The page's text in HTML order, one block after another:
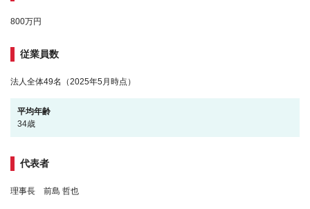
800万円
従業員数
法人全体49名（2025年5月時点）
平均年齢
34歳
代表者
理事長 前島 哲也